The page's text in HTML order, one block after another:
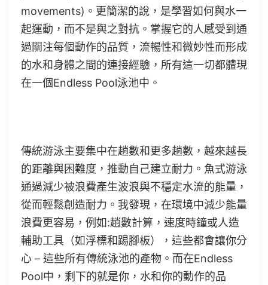
movements)。更簡潔的說，是學習如何與水一
起運動，而不是與之對抗。掌握它的人感受到通
過關注每個動作的品質，流暢性和微妙性而形成
的水和身體之間的連接經驗，所有這一切都體現
在一個Endless Pool泳池中。
傳統游泳主要集中在趟數和更多趟數，越來越長
的距離與困難度，推動自己建立耐力。魚式游泳
通過減少被浪費產生波浪與不穩定水流的能量，
從而輕鬆創造耐力。我發現，在環境中減少能量
浪費更容易，例如:趟數計算，速度時鐘或人造
輔助工具（如浮標和踢腳板），這些都會讓你分
心 – 這些所有傳統泳池的產物。而在Endless
Pool中，剩下的就是你，水和你的動作的品